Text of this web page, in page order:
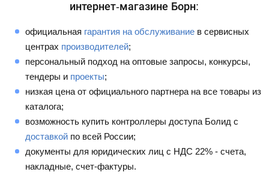
интернет-магазине Борн:
официальная гарантия на обслуживание в сервисных
центрах производителей;
персональный подход на оптовые запросы, конкурсы,
тендеры и проекты;
низкая цена от официального партнера на все товары из
каталога;
возможность купить контроллеры доступа Болид с
доставкой по всей России;
документы для юридических лиц с НДС 22% - счета,
накладные, счет-фактуры.